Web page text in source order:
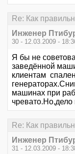
Re: Как
Инженер
30 - 12.03.2009 -
Я бы не
заведённой
клиентам
машинах при
Re: Как
Инженер
31 - 12.03.2009 -